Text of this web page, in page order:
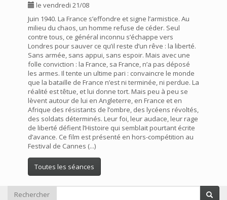
le vendredi 21/08
Juin 1940. La France s’effondre et signe l’armistice. Au
milieu du chaos, un homme refuse de céder. Seul
contre tous, ce général inconnu s’échappe vers
Londres pour sauver ce qu’il reste d’un rêve : la liberté.
Sans armée, sans appui, sans espoir. Mais avec une
folle conviction : la France, sa France, n’a pas déposé
les armes. Il tente un ultime pari : convaincre le monde
que la bataille de France n’est ni terminée, ni perdue. La
réalité est têtue, et lui donne tort. Mais peu à peu se
lèvent autour de lui en Angleterre, en France et en
Afrique des résistants de l’ombre, des lycéens révoltés,
des soldats déterminés. Leur foi, leur audace, leur rage
de liberté défient l’Histoire qui semblait pourtant écrite
d’avance. Ce film est présenté en hors-compétition au
Festival de Cannes (...)
Toutes les séances
Rechercher